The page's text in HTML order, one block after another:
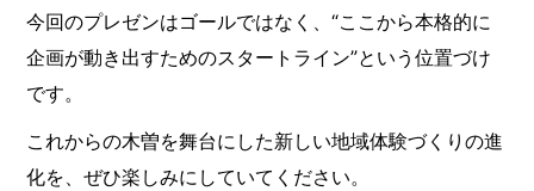
今回のプレゼンはゴールではなく、“ここから本格的に
企画が動き出すためのスタートライン”という位置づけ
です。
これからの木曽を舞台にした新しい地域体験づくりの進
化を、ぜひ楽しみにしていてください。